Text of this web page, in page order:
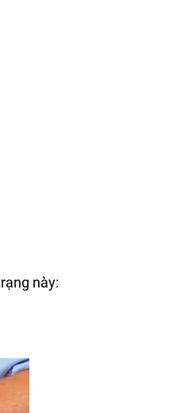
này: